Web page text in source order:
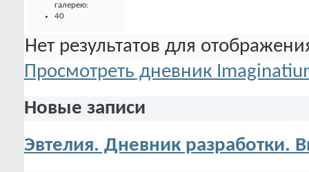
галерею:
40
Нет результатов для
Просмотреть дневник
Новые записи
Эвтелия. Дневник